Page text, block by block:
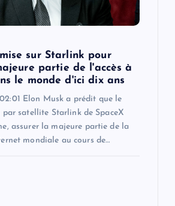
sur Starlink pour
partie de l'accès à
le monde d'ici dix ans
Elon Musk a prédit que le
par satellite Starlink de SpaceX
assurer la majeure partie de la
mondiale au cours de…